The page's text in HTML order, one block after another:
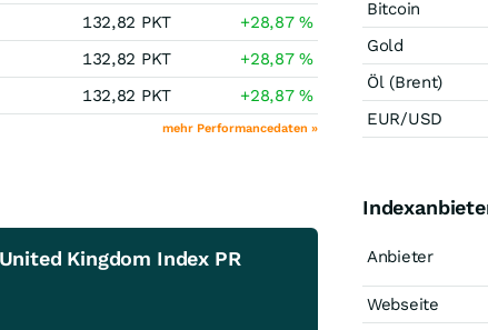
132,82 PKT +28,87%
132,82 PKT +28,87%
132,82 PKT +28,87%
mehr Performancedaten »
Kingdom Index PR
Bitcoin
Gold
Öl (Brent)
EUR/USD
Anbieter
Webseite